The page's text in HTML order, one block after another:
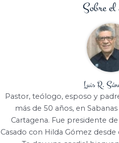
Sobre
Luis R.
Pastor, teólogo, esposo y
más de 50 años, en
Cartagena. Fue presidente
Casado con Hilda Gómez